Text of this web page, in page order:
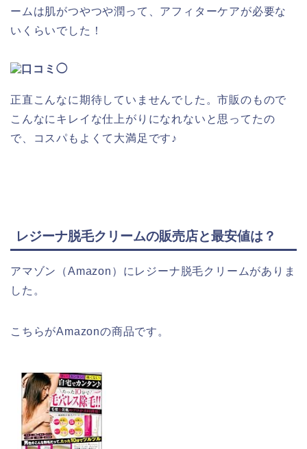
ームは肌がつやつや潤って、アフィターケアが必要な
いくらいでした！
正直こんなに期待していませんでした。市販のもので
こんなにキレイな仕上がりになれないと思ってたの
で、コスパもよくて大満足です♪
レジーナ脱毛クリームの販売店と最安値は？
アマゾン（Amazon）にレジーナ脱毛クリームがありま
した。
こちらがAmazonの商品です。